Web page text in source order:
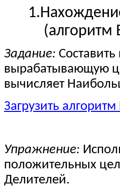
1.
(алгоритм
Задание:
вырабатывающую
вычисляет
Загрузить
Упражнение:
положительных
Делителей.